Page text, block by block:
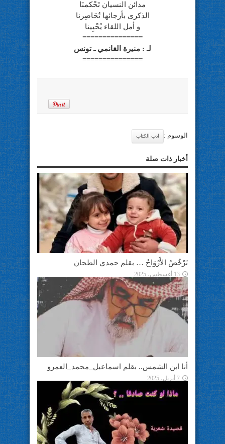
مدائن النسيان تَحْكمنَا
الذكرى بأرجائها تُحَاصِرنا
و أمل اللقاء يُحْيِينا
===============
لـ : منيرة الغانمي ـ تونس
===============
الوسوم : ادب الكتاب
أخبار ذات صلة
تَرْخُصُ الأَرْوَاحُ … بقلم حمدي الطحان
13 أغسطس، 2025
أنا ابن الشمس.. بقلم اسماعيل_محمد_العمرو
7 أبريل، 2025